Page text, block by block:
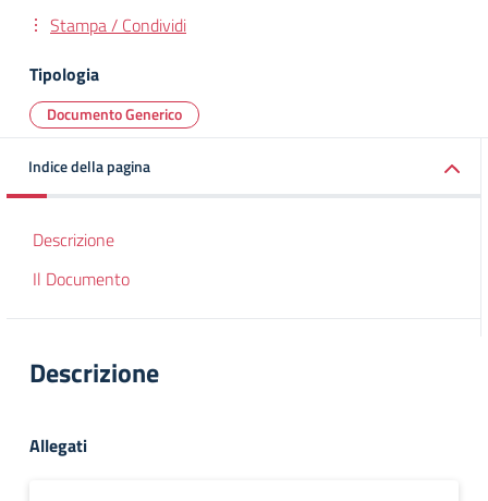
Stampa / Condividi
Tipologia
Documento Generico
Indice della pagina
Descrizione
Il Documento
Descrizione
Allegati